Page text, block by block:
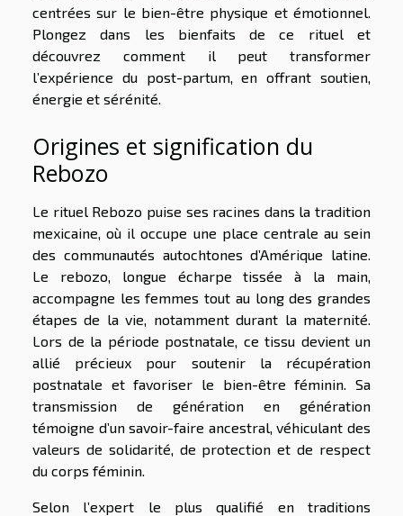
centrées sur le bien-être physique et émotionnel.
Plongez dans les bienfaits de ce rituel et
découvrez comment il peut transformer
l’expérience du post-partum, en offrant soutien,
énergie et sérénité.
Origines et signification du
Rebozo
Le rituel Rebozo puise ses racines dans la tradition
mexicaine, où il occupe une place centrale au sein
des communautés autochtones d’Amérique latine.
Le rebozo, longue écharpe tissée à la main,
accompagne les femmes tout au long des grandes
étapes de la vie, notamment durant la maternité.
Lors de la période postnatale, ce tissu devient un
allié précieux pour soutenir la récupération
postnatale et favoriser le bien-être féminin. Sa
transmission de génération en génération
témoigne d’un savoir-faire ancestral, véhiculant des
valeurs de solidarité, de protection et de respect
du corps féminin.
Selon l’expert le plus qualifié en traditions